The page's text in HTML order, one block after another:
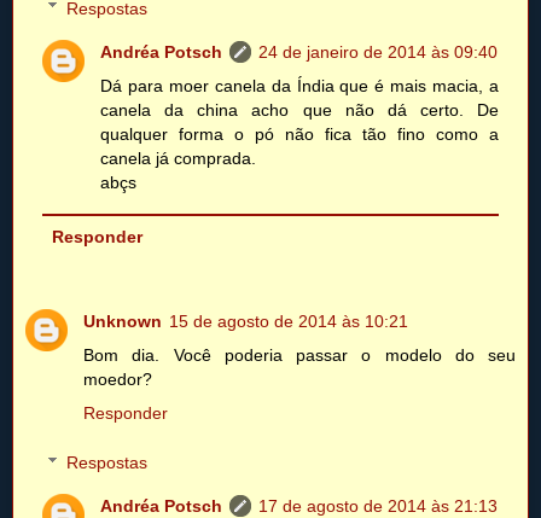
Respostas
Andréa Potsch
24 de janeiro de 2014 às 09:40
Dá para moer canela da Índia que é mais macia, a
canela da china acho que não dá certo. De
qualquer forma o pó não fica tão fino como a
canela já comprada.
abçs
Responder
Unknown 15 de agosto de 2014 às 10:21
Bom dia. Você poderia passar o modelo do seu
moedor?
Responder
Respostas
Andréa Potsch
17 de agosto de 2014 às 21:13